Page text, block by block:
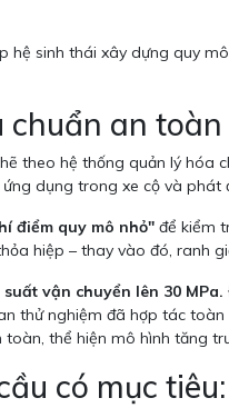
hệ sinh thái xây dựng quy
chuẩn an toàn
theo hệ thống quản lý hóa
dụng trong xe cộ và phát
điểm quy mô nhỏ" để kiểm
hiệp – thay vào đó, ranh
vận chuyển lên 30 MPa.
thử nghiệm đã hợp tác
thể hiện mô hình tăng
có mục